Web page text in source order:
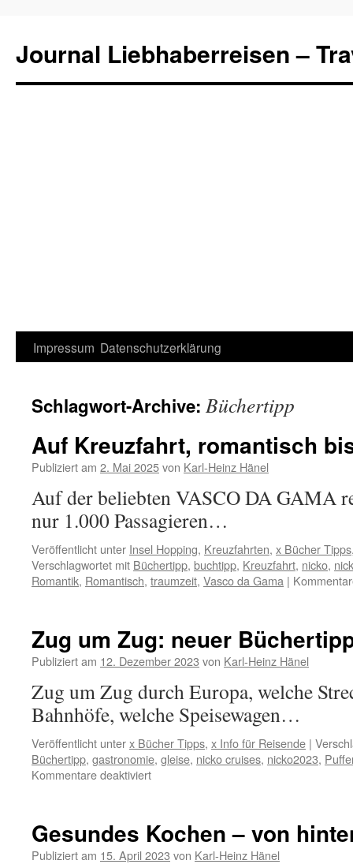
Journal Liebhaberreisen –
Zum
springen
Impressum Datenschutzerklärung
Schlagwort-Archive: Büchertipp
Auf Kreuzfahrt, romantisch
Publiziert am 2. Mai 2025von Karl-Heinz Hänel
Auf der beliebten VASCO DA GAMA
nur 1.000 Passagieren…
Veröffentlicht unter Insel Hopping, Kreuzfahrten, x Bücher Tipps
Verschlagwortet mit Büchertipp, buchtipp, Kreuzfahrt, nicko,
Romantik, Romantisch, traumzeit, Vasco da Gama |
Zug um Zug: neuer
Publiziert am 12. Dezember 2023 von Karl-Heinz Hänel
Zug um Zug durch Europa, welche
Bahnhöfe, welche Speisewagen…
Veröffentlicht unterx Bücher Tipps, x Info für Reisende |
Büchertipp, gastronomie, gleise, nicko cruises, nicko2023,
Kommentare deaktiviertfür
neuer
Büchertipp
Gesundes Kochen – von
Publiziert am 15. April 2023 von Karl-Heinz Hänel